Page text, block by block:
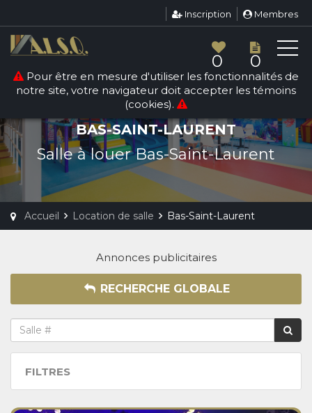
Inscription Membres
0 0
Pour être en mesure d'utiliser les fonctionnalités de
notre site, votre navigateur doit accepter les témoins
(cookies).
LOCATION DE SALLE
BAS-SAINT-LAURENT
Salle à louer Bas-Saint-Laurent
Accueil Location de salle Bas-Saint-Laurent
Annonces publicitaires
RECHERCHE GLOBALE
FILTRES